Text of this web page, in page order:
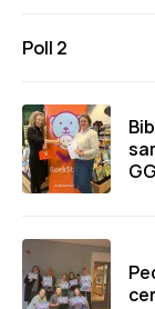
Poll 2